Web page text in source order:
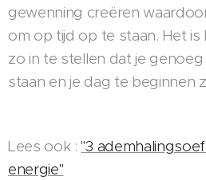
gewenning creëren
om op tijd op te staan. Het
zo in te stellen dat je
staan en je dag te beginnen
Lees ook :"3
energie"